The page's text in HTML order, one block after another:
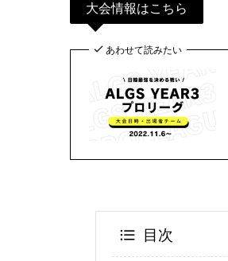
大会情報はこちら
あわせて読みたい
目次